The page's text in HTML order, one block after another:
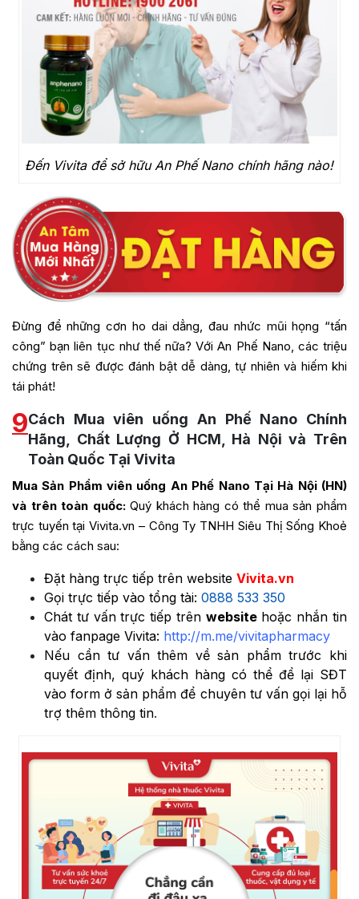
Đến Vivita để sở hữu An Phế Nano chính hãng nào!
Đừng để những cơn ho dai dẳng, đau nhức mũi họng “tấn
công” bạn liên tục như thế nữa? Với An Phế Nano, các triệu
chứng trên sẽ được đánh bật dễ dàng, tự nhiên và hiếm khi
tái phát!
9Cách Mua viên uống An Phế Nano Chính
Hãng, Chất Lượng Ở HCM, Hà Nội và Trên
Toàn Quốc Tại Vivita
Mua Sản Phẩm viên uống An Phế Nano Tại Hà Nội (HN)
và trên toàn quốc:Quý khách hàng có thể mua sản phẩm
trực tuyến tại Vivita.vn – Công Ty TNHH Siêu Thị Sống Khoẻ
bằng các cách sau:
Đặt hàng trực tiếp trên website Vivita.vn
Gọi trực tiếp vào tổng tài: 0888 533 350
Chát tư vấn trực tiếp trên websitehoặc nhắn tin
vào fanpage Vivita: http://m.me/vivitapharmacy
Nếu cần tư vấn thêm về sản phẩm trước khi
quyết định, quý khách hàng có thể để lại SĐT
vào form ở sản phẩm để chuyên tư vấn gọi lại hỗ
trợ thêm thông tin.